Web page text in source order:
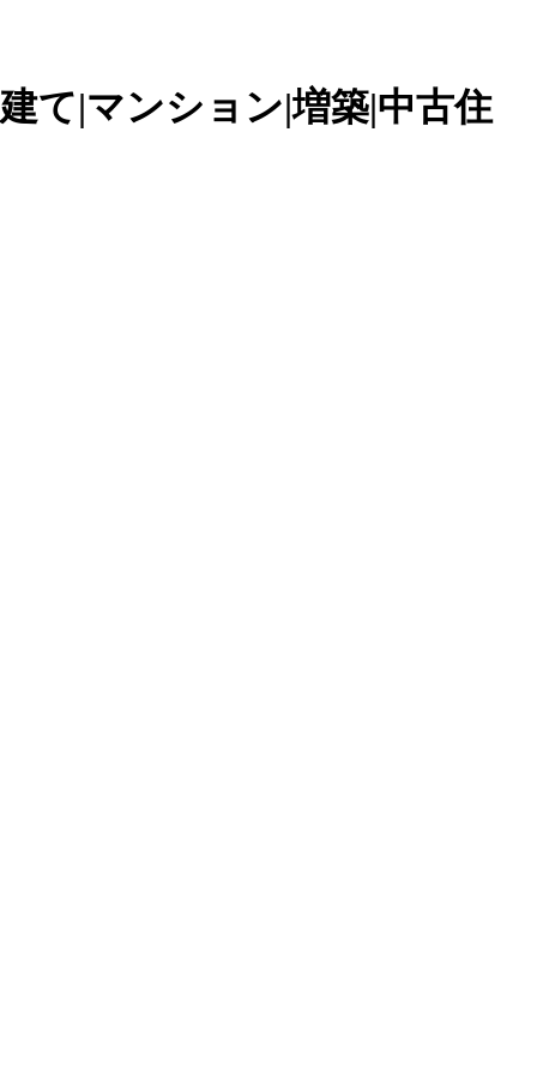
て|マンション|増築|中古住